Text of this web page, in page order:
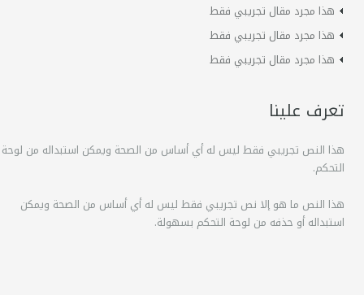
هذا مجرد مقال تجريبي فقط
هذا مجرد مقال تجريبي فقط
هذا مجرد مقال تجريبي فقط
تعرف علينا
هذا النص تجريبي فقط ليس له أي أساس من الصحة ويمكن استبداله من لوحة
التحكم.
هذا النص ما هو إلا نص تجريبي فقط ليس له أي أساس من الصحة ويمكن
استبداله أو حذفه من لوحة التحكم بسهولة.